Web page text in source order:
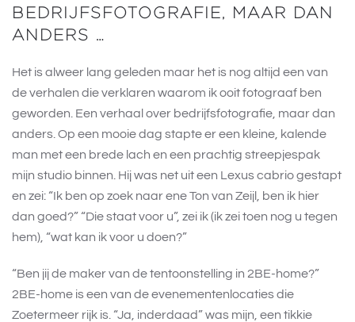
BEDRIJFSFOTOGRAFIE, MAAR DAN
ANDERS …
Het is alweer lang geleden maar het is nog altijd een van
de verhalen die verklaren waarom ik ooit fotograaf ben
geworden. Een verhaal over bedrijfsfotografie, maar dan
anders. Op een mooie dag stapte er een kleine, kalende
man met een brede lach en een prachtig streepjespak
mijn studio binnen. Hij was net uit een Lexus cabrio gestapt
en zei: “Ik ben op zoek naar ene Ton van Zeijl, ben ik hier
dan goed?” “Die staat voor u”, zei ik (ik zei toen nog u tegen
hem), “wat kan ik voor u doen?”
“Ben jij de maker van de tentoonstelling in 2BE-home?”
2BE-home is een van de evenementenlocaties die
Zoetermeer rijk is. “Ja, inderdaad” was mijn, een tikkie